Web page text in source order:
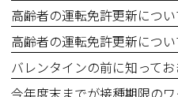
高齢者の運転免許更新につい
高齢者の運転免許更新につい